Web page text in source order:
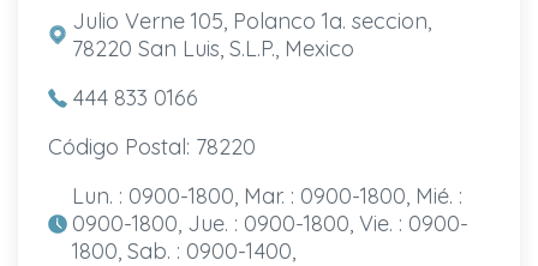
Julio Verne 105, Polanco 1a. seccion,
78220 San Luis, S.L.P., Mexico
444 833 0166
Código Postal: 78220
Lun. : 0900-1800, Mar. : 0900-1800, Mié. :
0900-1800, Jue. : 0900-1800, Vie. : 0900-
1800, Sab. : 0900-1400,